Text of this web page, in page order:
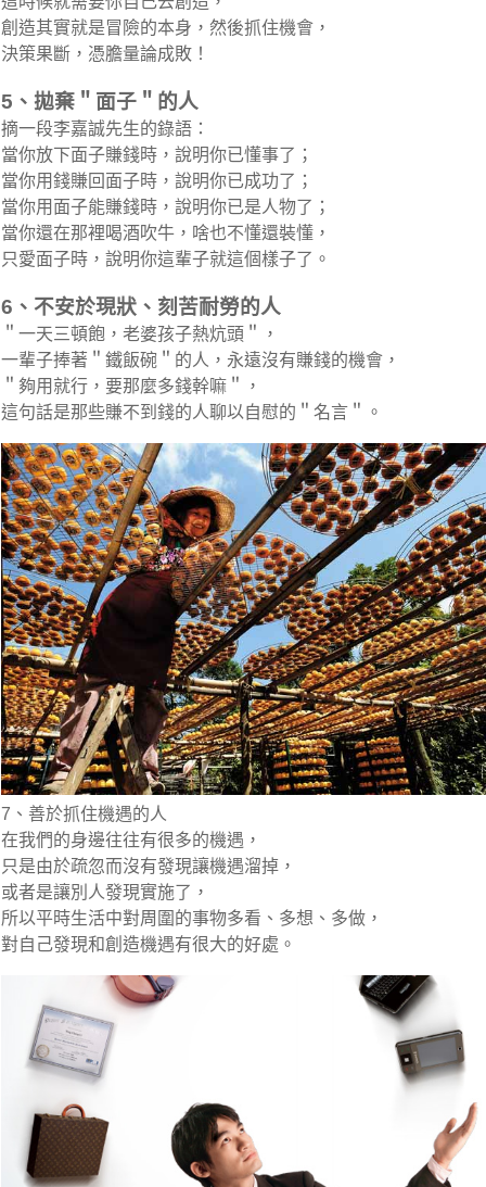
創造其實就是冒險的本身，然後抓住機會，
決策果斷，憑膽量論成敗！
5、拋棄＂面子＂的人
摘一段李嘉誠先生的錄語：
當你放下面子賺錢時，說明你已懂事了；
當你用錢賺回面子時，說明你已成功了；
當你用面子能賺錢時，說明你已是人物了；
當你還在那裡喝酒吹牛，啥也不懂還裝懂，
只愛面子時，說明你這輩子就這個樣子了。
6、不安於現狀、刻苦耐勞的人
＂一天三頓飽，老婆孩子熱炕頭＂，
一輩子捧著＂鐵飯碗＂的人，永遠沒有賺錢的機會，
＂夠用就行，要那麼多錢幹嘛＂，
這句話是那些賺不到錢的人聊以自慰的＂名言＂。
7、善於抓住機遇的人
在我們的身邊往往有很多的機遇，
只是由於疏忽而沒有發現讓機遇溜掉，
或者是讓別人發現實施了，
所以平時生活中對周圍的事物多看、多想、多做，
對自己發現和創造機遇有很大的好處。